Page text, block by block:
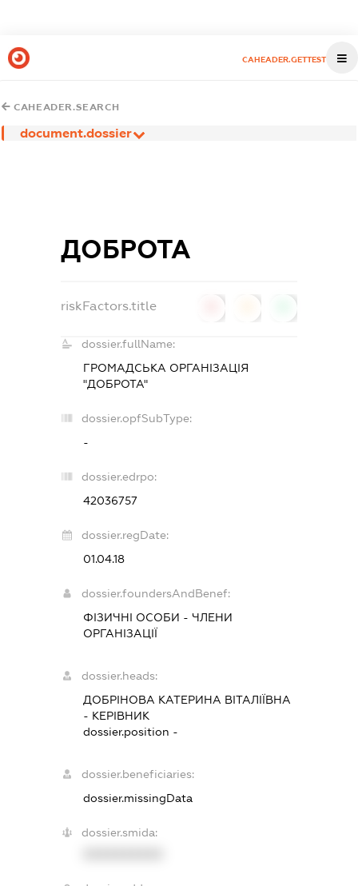
CAHEADER.GETTEST
CAHEADER.SEARCH
document.dossier
ДОБРОТА
riskFactors.title
dossier.fullName:
ГРОМАДСЬКА ОРГАНІЗАЦІЯ
"ДОБРОТА"
dossier.opfSubType:
-
dossier.edrpo:
42036757
dossier.regDate:
01.04.18
dossier.foundersAndBenef:
ФІЗИЧНІ ОСОБИ - ЧЛЕНИ
ОРГАНІЗАЦІЇ
dossier.heads:
ДОБРІНОВА КАТЕРИНА ВІТАЛІЇВНА
- КЕРІВНИК
dossier.position -
dossier.beneficiaries:
dossier.missingData
dossier.smida: